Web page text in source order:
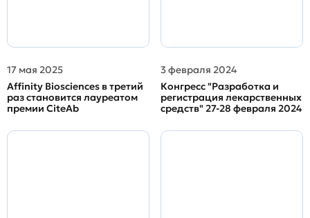
17 мая 2025
Affinity Biosciences в третий
раз становится лауреатом
премии CiteAb
3 февраля 2024
Конгресс "Разработка и
регистрация лекарственных
средств" 27-28 февраля 2024